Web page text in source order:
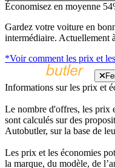
Économisez en moyenne
Gardez votre voiture en
intermédiaire. Actuellement
*Voir comment les prix et
Informations sur les prix et
Le nombre d'offres, les prix
sont calculés sur des
Autobutler, sur la base de
Les prix et les économies
la marque, du modèle, de